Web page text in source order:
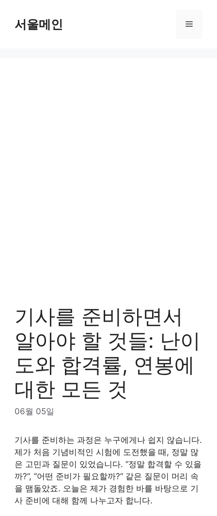
content서울메인 Menu
기사를 준비하면서
알아야 할 것들: 난이
도와 합격률, 연봉에
대한 모든 것
06월 05일
기사를 준비하는 과정은 누구에게나 쉽지 않습니다.
제가 처음 기념비적인 시험에 도전했을 때, 정말 많
은 고민과 질문이 있었습니다. “정말 합격할 수 있을
까?”, “어떤 준비가 필요할까?” 같은 질문이 머리 속
을 맴돌았죠. 오늘은 제가 경험한 바를 바탕으로 기
사 준비에 대해 함께 나누고자 합니다.